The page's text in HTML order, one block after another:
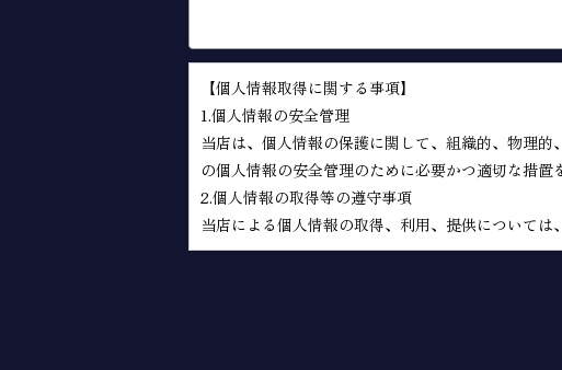
【個人情報取得に関する事項】
1.個人情報の安全管理
当店は、個人情報の保護に関して、組織的、物理
の個人情報の安全管理のために必要かつ適切な措置
2.個人情報の取得等の遵守事項
当店による個人情報の取得、利用、提供については
(1)個人情報の取得
当店は、当店が管理するインターネットによる情